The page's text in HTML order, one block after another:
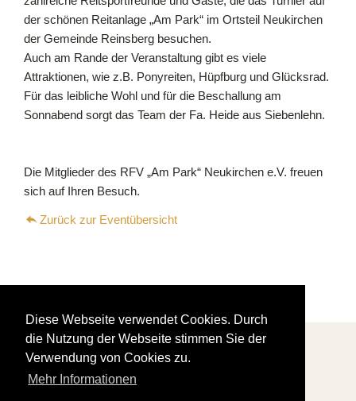
Diese Webseite verwendet Cookies. Durch
die Nutzung der Webseite stimmen Sie der
Verwendung von Cookies zu.
Mehr Informationen
der schönen Reitanlage „Am Park“ im Ortsteil Neukirchen
der Gemeinde Reinsberg besuchen.
Auch am Rande der Veranstaltung gibt es viele
Attraktionen, wie z.B. Ponyreiten, Hüpfburg und Glücksrad.
Für das leibliche Wohl und für die Beschallung am
Sonnabend sorgt das Team der Fa. Heide aus Siebenlehn.
Die Mitglieder des RFV „Am Park“ Neukirchen e.V. freuen
sich auf Ihren Besuch.
Zurück zur Eventübersicht
Navigation
überspringen
Veranstaltungen